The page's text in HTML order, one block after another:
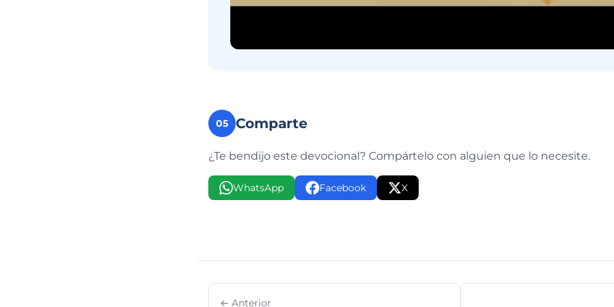
05 Comparte
¿Te bendijo este devocional? Compártelo con alguien que lo necesite.
WhatsApp Facebook X
← Anterior